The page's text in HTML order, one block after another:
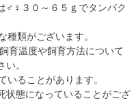
♂♀３０～６５ｇでタンパク
種類がございます。
育温度や飼育方法について
。
いることがあります。
状態になっていることがござ